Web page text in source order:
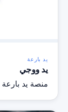
يد بارعة
يد ووجي
منصة يد بارعة